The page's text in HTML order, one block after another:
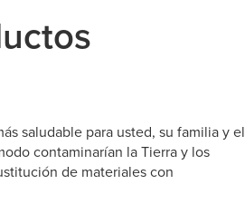
saludable para usted, su familia y el
contaminarían la Tierra y los
de materiales con